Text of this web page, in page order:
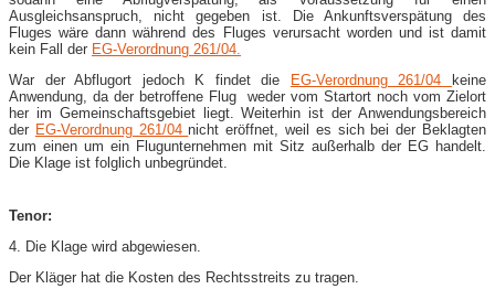
Ausgleichsanspruch, nicht gegeben ist. Die Ankunftsverspätung des
Fluges wäre dann während des Fluges verursacht worden und ist damit
kein Fall der EG-Verordnung 261/04.
War der Abflugort jedoch K findet die EG-Verordnung 261/04keine
Anwendung, da der betroffene Flug weder vom Startort noch vom Zielort
her im Gemeinschaftsgebiet liegt. Weiterhin ist der Anwendungsbereich
der EG-Verordnung 261/04nicht eröffnet, weil es sich bei der Beklagten
zum einen um ein Flugunternehmen mit Sitz außerhalb der EG handelt.
Die Klage ist folglich unbegründet.
Tenor:
4. Die Klage wird abgewiesen.
Der Kläger hat die Kosten des Rechtsstreits zu tragen.